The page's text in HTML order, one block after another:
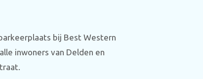
bij Best Western
inwoners van Delden en